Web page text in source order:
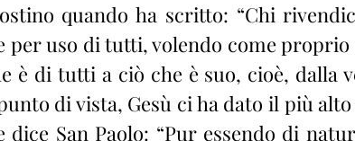
quando ha scritto: “Chi
per uso di tutti, volendo come proprio
è di tutti a ciò che è suo, cioè, dalla
di vista, Gesù ci ha dato il più
San Paolo: “Pur essendo di